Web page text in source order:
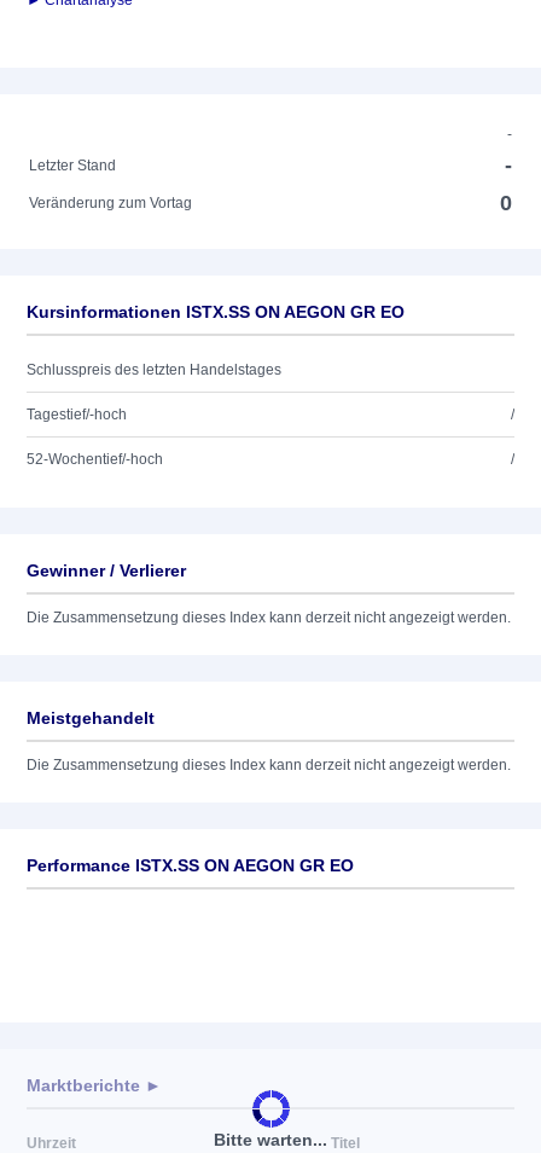
-
Letzter Stand
-
Veränderung zum Vortag 0
Kursinformationen ISTX.SS ON AEGON GR EO
Schlusspreis des letzten Handelstages
Tagestief/-hoch /
52-Wochentief/-hoch /
Gewinner / Verlierer
Die Zusammensetzung dieses Index kann derzeit nicht angezeigt werden.
Meistgehandelt
Die Zusammensetzung dieses Index kann derzeit nicht angezeigt werden.
Performance ISTX.SS ON AEGON GR EO
Bitte warten...
Marktberichte ►
Uhrzeit Titel